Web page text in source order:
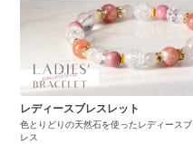
レディースブレスレット
色とりどりの天然石を使ったレディースブ
レス